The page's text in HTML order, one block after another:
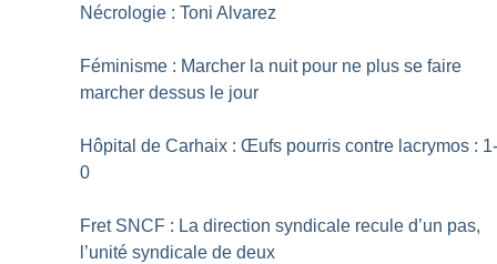
Nécrologie : Toni Alvarez
Féminisme : Marcher la nuit pour ne plus se faire
marcher dessus le jour
Hôpital de Carhaix : Œufs pourris contre lacrymos :
0
Fret SNCF : La direction syndicale recule d’un pas,
l’unité syndicale de deux